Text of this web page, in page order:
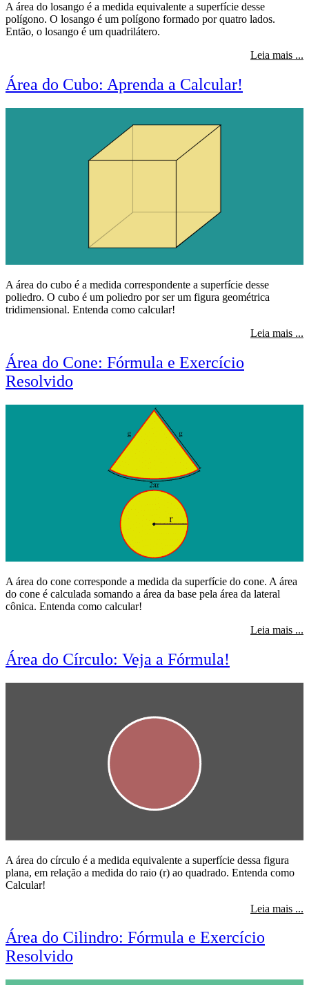
A área do losango é a medida equivalente a superfície desse
polígono. O losango é um polígono formado por quatro lados.
Então, o losango é um quadrilátero.
Leia mais ...
Área do Cubo: Aprenda a Calcular!
A área do cubo é a medida correspondente a superfície desse
poliedro. O cubo é um poliedro por ser um figura geométrica
tridimensional. Entenda como calcular!
Leia mais ...
Área do Cone: Fórmula e Exercício
Resolvido
A área do cone corresponde a medida da superfície do cone. A área
do cone é calculada somando a área da base pela área da lateral
cônica. Entenda como calcular!
Leia mais ...
Área do Círculo: Veja a Fórmula!
A área do círculo é a medida equivalente a superfície dessa figura
plana, em relação a medida do raio (r) ao quadrado. Entenda como
Calcular!
Leia mais ...
Área do Cilindro: Fórmula e Exercício
Resolvido